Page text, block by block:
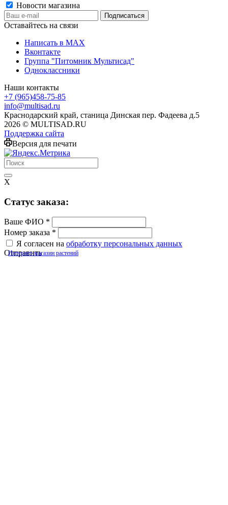
Интернет-магазин растений
Новости магазина
Оставайтесь на связи
Написать в MAX
Вконтакте
Группа "Питомник Мультисад"
Одноклассники
Наши контакты
+7 (965)458-75-85
info@multisad.ru
Краснодарский край, станица Динская пер. Фадеева д.5
2026 © MULTISAD.RU
Поддержка сайта
Версия для печати
X
Cтатус заказа:
Ваше ФИО *
Номер заказа *
Я согласен на обработку персональных данных
Отправить